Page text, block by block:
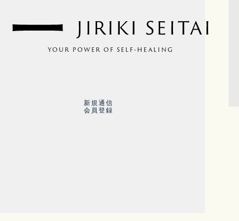
YOUR POWER OF SELF-HEALING
新規通信
会員登録